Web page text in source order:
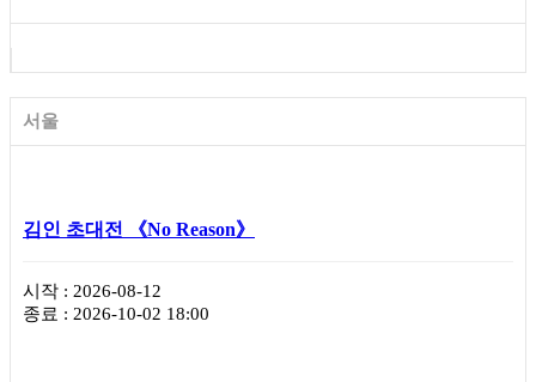
서울
김인 초대전 《No Reason》
시작 : 2026-08-12
종료 : 2026-10-02 18:00